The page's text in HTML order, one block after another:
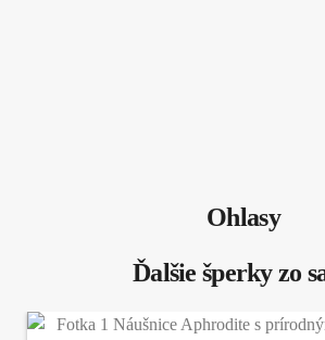
Ohlasy
Ďalšie šperky zo